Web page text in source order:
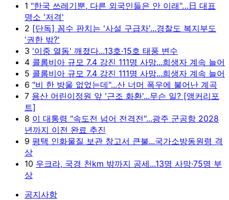
1 "한국 쓰레기뿐, 다른 외국인들은 안 이래"…日 대표
명소 '저격'
2 [단독] 꼼수 판치는 '사설 구급차'...경찰도 복지부도
'권한 밖?'
3 '이중 열돔' 깨졌다...13호·15호 태풍 변수
4 콜롬비아 규모 7.4 강진 111명 사망...희생자 계속 늘어
5 콜롬비아 규모 7.4 강진 111명 사망...희생자 계속 늘어
6 "비 한 방울 없었는데"...산 너머 폭우에 불어난 계곡
7 용산 어린이정원 앞 '근조 화환'...무슨 일? [앵커리포
트]
8 이 대통령 "속도전 넘어 전격전"...광주 군공항 2028
년까지 이전 완료 추진
9 평택 인화물질 보관 창고서 큰불...국가소방동원령 격
상
10 우크라, 국경 천km 밖까지 공세...13명 사망·75명 부
상
공지사항